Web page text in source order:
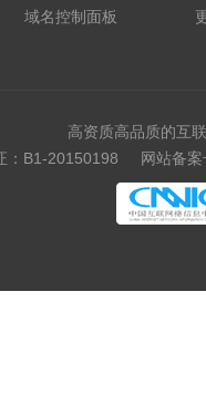
域名控制面板
高资质高品质的互
：B1-20150198
网站备